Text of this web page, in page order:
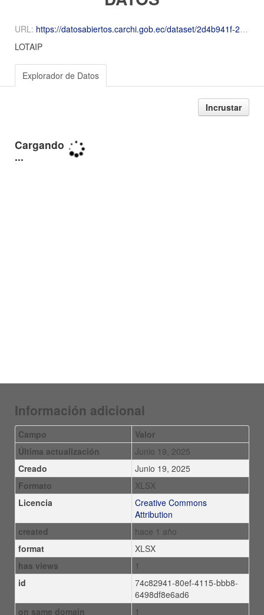
URL: https://datosabiertos.carchi.gob.ec/dataset/2d4b941f-2e99-43a0-8499-ade70c058770/resource/74c82941-80ef-4115-bbb8-6498df8e6ad6/download/2025-Febrero-Numeral-11-11-contratos-de-credito-externos-o-internos-febrero-CD.csv.xlsx
LOTAIP
Explorador de Datos
Incrustar
Información adicional
Campo
Valor
Última actualización
Junio 19, 2025
Creado
Junio 19, 2025
Formato
XLSX
Licencia
Creative Commons
Attribution
created
hace 1 año
format
XLSX
has views
1
id
74c82941-80ef-4115-bbb8-
6498df8e6ad6
on same domain
1